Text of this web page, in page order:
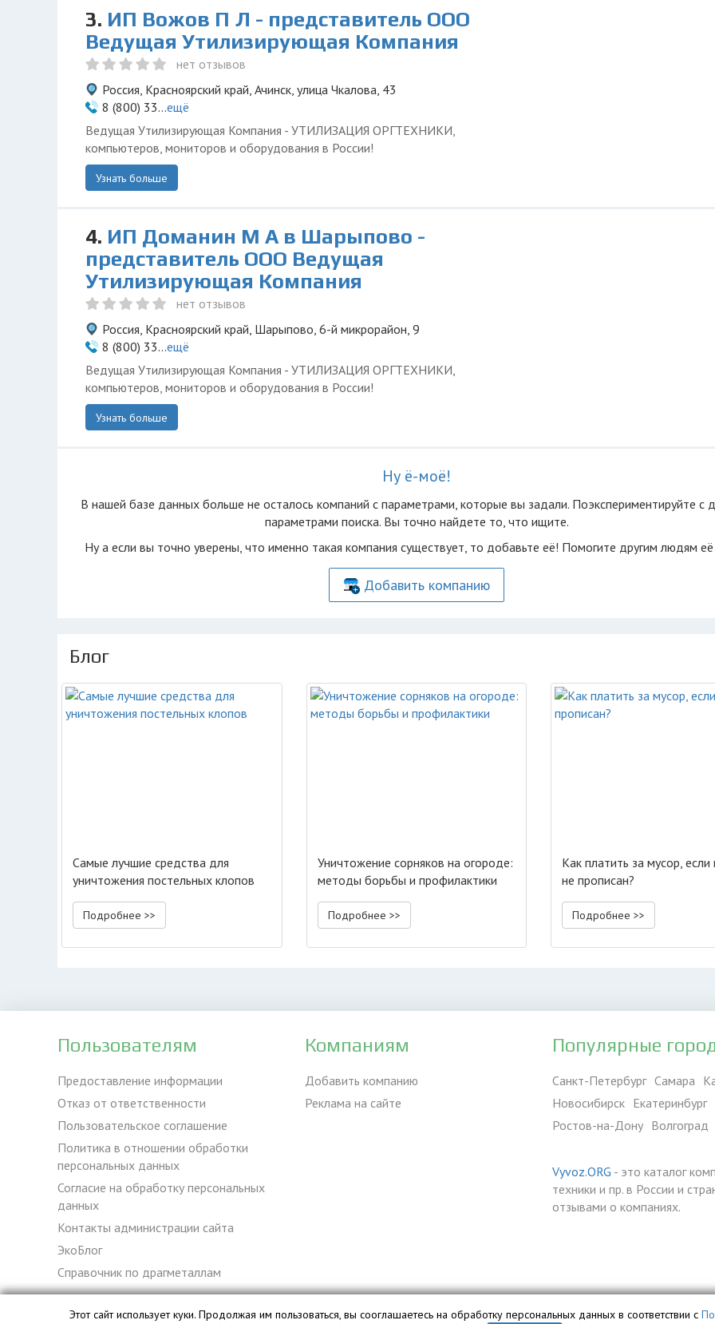
3. ИП Вожов П Л - представитель ООО
Ведущая Утилизирующая Компания
нет отзывов
Россия, Красноярский край, Ачинск, улица Чкалова, 43
8 (800) 33...ещё
Ведущая Утилизирующая Компания - УТИЛИЗАЦИЯ ОРГТЕХНИКИ,
компьютеров, мониторов и оборудования в России!
Узнать больше
4. ИП Доманин М А в Шарыпово -
представитель ООО Ведущая
Утилизирующая Компания
нет отзывов
Россия, Красноярский край, Шарыпово, 6-й микрорайон, 9
8 (800) 33...ещё
Ведущая Утилизирующая Компания - УТИЛИЗАЦИЯ ОРГТЕХНИКИ,
компьютеров, мониторов и оборудования в России!
Узнать больше
Ну ё-моё!
В нашей базе данных больше не осталоcь компаний с параметрами, которые вы задали. Поэкспериментируйте с
параметрами поиска. Вы точно найдете то, что ищите.
Ну а если вы точно уверены, что именно такая компания существует, то добавьте её! Помогите другим людям
Добавить компанию
Блог
Самые лучшие средства для
уничтожения постельных клопов
Подробнее >>
Уничтожение сорняков на огороде:
методы борьбы и профилактики
Подробнее >>
Как платить за мусор, если
не прописан?
Подробнее >>
Пользователям
Предоставление информации
Отказ от ответственности
Пользовательское соглашение
Политика в отношении обработки
персональных данных
Согласие на обработку персональных
данных
Контакты администрации сайта
ЭкоБлог
Справочник по драгметаллам
Компаниям
Добавить компанию
Реклама на сайте
Популярные
Санкт-Петербург Самара
Новосибирск Екатеринбург
Ростов-на-Дону Волгоград
Vyvoz.ORG - это каталог
техники и пр. в России и
отзывами о компаниях.
Этот сайт использует куки. Продолжая им пользоваться, вы сооглашаетесь на обработку персональных данных в соответствии с